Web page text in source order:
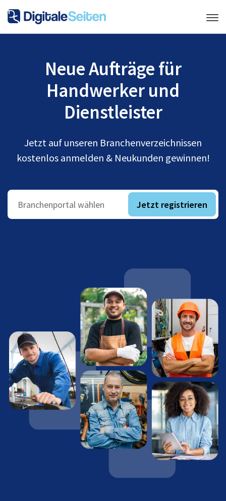
Neue Aufträge für
Handwerker und
Dienstleister
Jetzt auf unseren Branchenverzeichnissen
kostenlos anmelden & Neukunden gewinnen!
Branchenportal wählen Jetzt registrieren